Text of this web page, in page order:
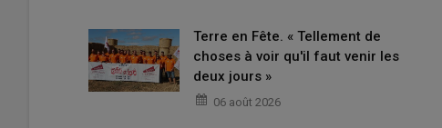
Terre en Fête. « Tellement de
choses à voir qu'il faut venir les
deux jours »
06 août 2026